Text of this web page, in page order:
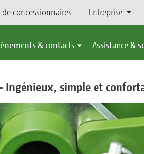
de concessionnaires Entreprise
& contacts Assistance &
Ingénieux, simple et